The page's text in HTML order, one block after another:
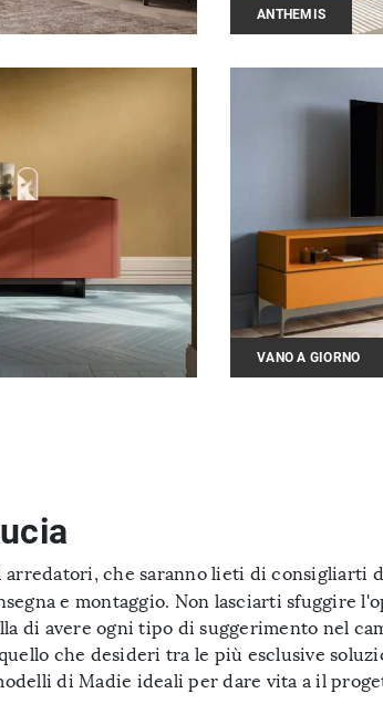
ANTHEMIS
VANO A GIORNO
che saranno lieti di consigliarti
e montaggio. Non lasciarti sfuggire
di avere ogni tipo di suggerimento nel
che desideri tra le più esclusive
di Madie ideali per dare vita a il